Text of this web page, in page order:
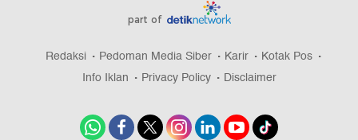
part of
Redaksi Pedoman Media Siber Karir
Kotak Pos
Info Iklan
Privacy Policy Disclaimer